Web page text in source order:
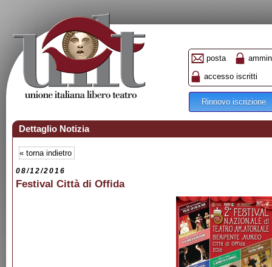
posta
accesso iscritti
Rinnovo iscrizione
Dettaglio Notizia
« torna indietro
08/12/2016
Festival Città di Offida